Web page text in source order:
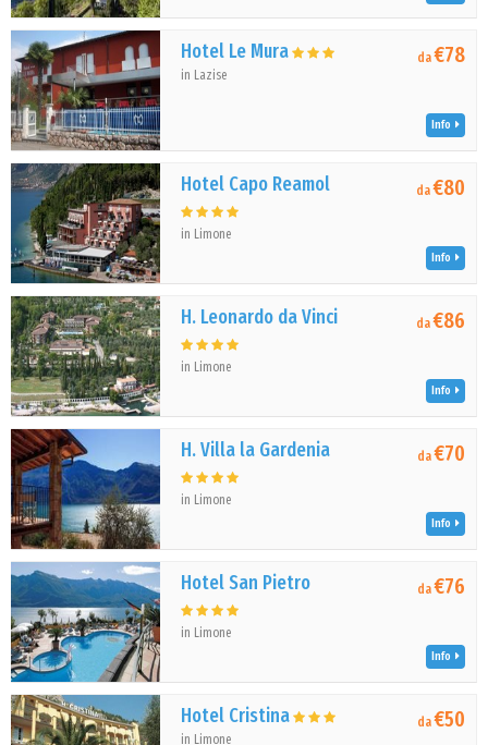
Hotel Le Mura
in Lazise
da€78
Info
Hotel Capo Reamol
in Limone
da€80
Info
H. Leonardo da Vinci
in Limone
da€86
Info
H. Villa la Gardenia
in Limone
da€70
Info
Hotel San Pietro
in Limone
da€76
Info
Hotel Cristina
in Limone
da€50